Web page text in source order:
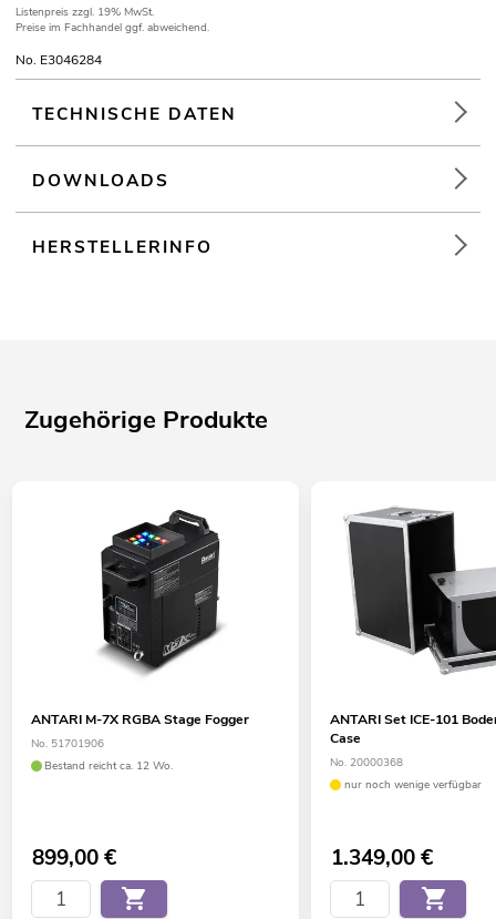
Listenpreis zzgl. 19% MwSt.
Preise im Fachhandel ggf. abweichend.
No. E3046284
TECHNISCHE DATEN
DOWNLOADS
HERSTELLERINFO
Zugehörige Produkte
ANTARI M-7X RGBA Stage Fogger
No. 51701906
Bestand reicht ca. 12 Wo.
899,00€
ANTARI Set ICE-101
Case
No. 20000368
nur noch wenige verfügbar
1.349,00€